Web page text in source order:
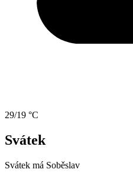
29/19 °C
Svátek
Svátek má Soběslav